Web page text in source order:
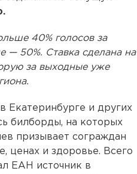
40% голосов за
— 50%. Ставка сделана на
за выходные уже
Екатеринбурге и других
билборды, на которых
призывает сограждан
ценах и здоровье. Всего
ЕАН источник в